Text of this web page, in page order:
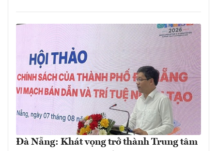
Đà Nẵng: Khát vọng trở thành Trung tâm